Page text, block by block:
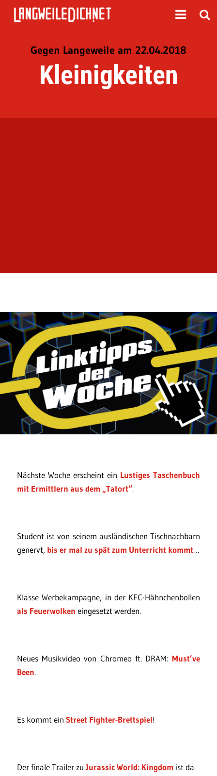
Gegen Langeweile am 22.04.2018
Kleinigkeiten
Nächste Woche erscheint ein Lustiges Taschenbuch
mit Ermittlern aus dem „Tatort“.
Student ist von seinem ausländischen Tischnachbarn
genervt, bis er mal zu spät zum Unterricht kommt…
Klasse Werbekampagne, in der KFC-Hähnchenbollen
als Feuerwolken eingesetzt werden.
Neues Musikvideo von Chromeo ft. DRAM: Must’ve
Been.
Es kommt ein Street Fighter-Brettspiel!
Der finale Trailer zuJurassic World: Kingdom ist da.